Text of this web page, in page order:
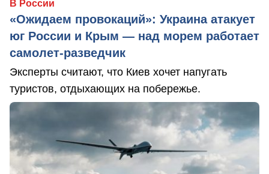
В России
«Ожидаем провокаций»: Украина атакует
юг России и Крым — над морем работает
самолет-разведчик
Эксперты считают, что Киев хочет напугать
туристов, отдыхающих на побережье.